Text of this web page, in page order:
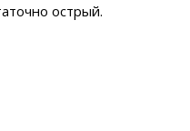
острый.